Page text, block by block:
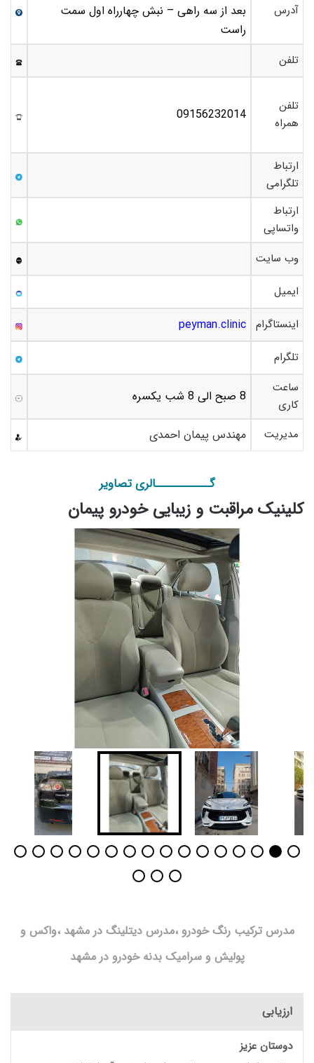
آدرس
بعد از سه راهی – نبش چهارراه اول سمت
راست
تلفن
تلفن
همراه
09156232014
ارتباط
تلگرامی
ارتباط
واتساپی
وب سایت
ایمیل
اینستاگرام peyman.clinic
تلگرام
ساعت
کاری
8 صبح الی 8 شب یکسره
مدیریت مهندس پیمان احمدی
گـــــــــــالری تصاویر
کلینیک مراقبت و زیبایی خودرو پیمان
مدرس ترکیب رنگ خودرو ،مدرس دیتلینگ در مشهد ،واکس و
پولیش و سرامیک بدنه خودرو در مشهد
ارزیابی
دوستان عزیز